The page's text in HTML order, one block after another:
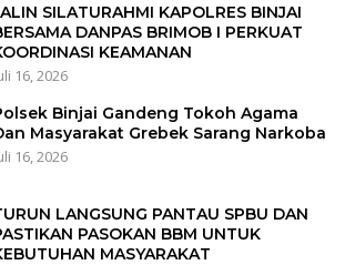
SILATURAHMI KAPOLRES BINJAI
DANPAS BRIMOB I PERKUAT
KEAMANAN
16, 2026
Binjai Gandeng Tokoh Agama
Masyarakat Grebek Sarang Narkoba
16, 2026
LANGSUNG PANTAU SPBU DAN
PASOKAN BBM UNTUK
MASYARAKAT